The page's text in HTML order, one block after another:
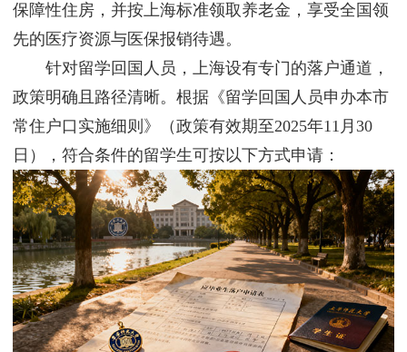
新
闻
资
联
系
我
们
保障性住房，并按上海标准领取养老金，享受全国领
先的医疗资源与医保报销待遇。
针对留学回国人员，上海设有专门的落户通道，
政策明确且路径清晰。根据《留学回国人员申办本市
常住户口实施细则》（政策有效期至2025年11月30
日），符合条件的留学生可按以下方式申请：